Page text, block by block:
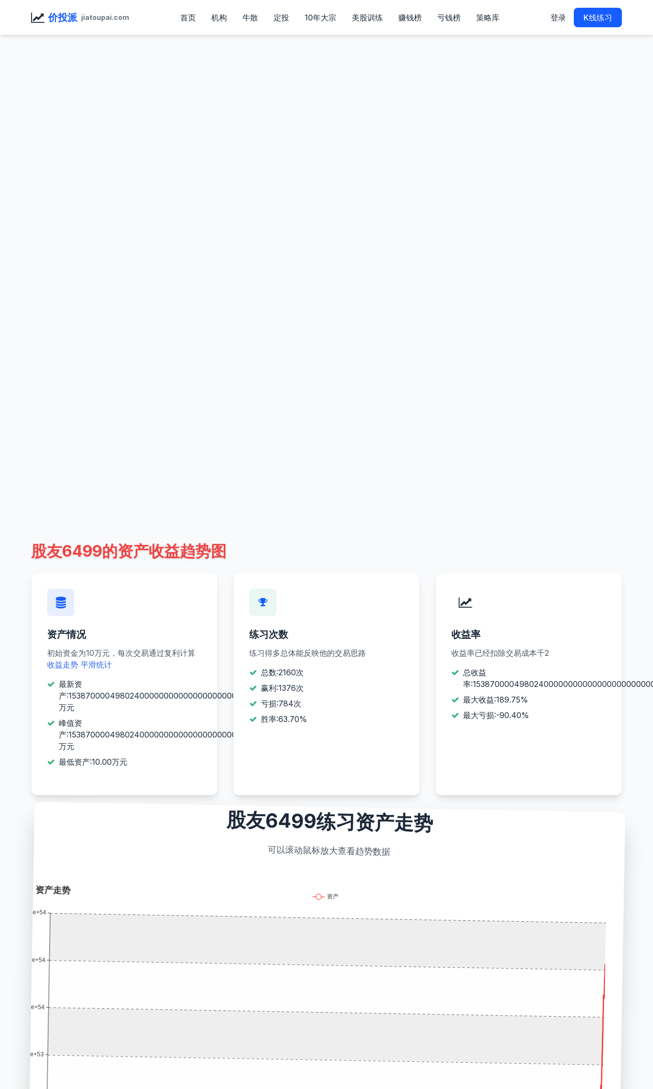
价投派 jiatoupai.com 首页 机构 牛散 定投 10年大宗 美股训练 赚钱榜 亏钱榜 策略库 登录 K线练习
股友6499的资产收益趋势图
资产情况
初始资金为10万元，每次交易通过复利计算
收益走势 平滑统计
最新资
产:153870000498024000000000000000000000000000000000000.00
万元
峰值资
产:153870000498024000000000000000000000000000000000000.00
万元
最低资产:10.00万元
练习次数
练习得多总体能反映他的交易思路
总数:2160次
赢利:1376次
亏损:784次
胜率:63.70%
收益率
收益率已经扣除交易成本千2
总收益
率
最大收益:189.75%
最大亏损:-90.40%
股友6499练习资产走势
可以滚动鼠标放大查看趋势数据